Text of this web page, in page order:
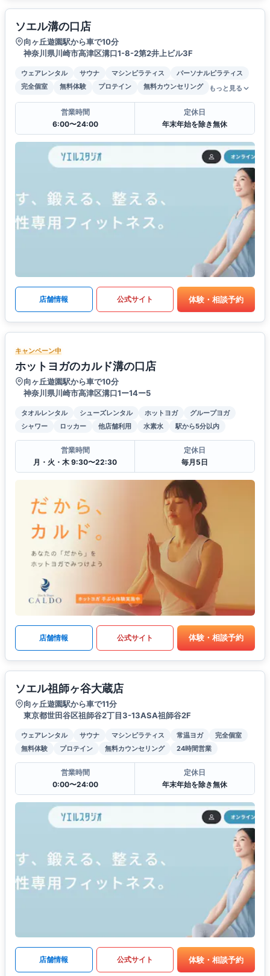
ソエル溝の口店
向ヶ丘遊園駅から車で10分
神奈川県川崎市高津区溝口1-8-2第2井上ビル3F
ウェアレンタル サウナ マシンピラティス
パーソナルピラティス
完全個室
無料体験 プロテイン 無料カウンセリング もっと見る
営業時間
6:00〜24:00
定休日
年末年始を除き無休
店舗情報 公式サイト 体験・相談予約
キャンペーン中
ホットヨガのカルド溝の口店
向ヶ丘遊園駅から車で10分
神奈川県川崎市高津区溝口1ー14ー5
タオルレンタル シューズレンタル ホットヨガ
グループヨガ
シャワー
ロッカー 他店舗利用 水素水 駅から5分以内
営業時間
月・火・木 9:30〜22:30
定休日
毎月5日
店舗情報 公式サイト 体験・相談予約
ソエル祖師ヶ谷大蔵店
向ヶ丘遊園駅から車で11分
東京都世田谷区祖師谷2丁目3-13ASA祖師谷2F
ウェアレンタル サウナ マシンピラティス 常温ヨガ
完全個室
無料体験
プロテイン 無料カウンセリング 24時間営業
営業時間
0:00〜24:00
定休日
年末年始を除き無休
店舗情報 公式サイト 体験・相談予約